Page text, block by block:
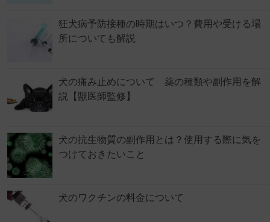
狂犬病予防接種の時期はいつ？費用や受ける場
所についても解説
犬の痛み止めについて 薬の種類や副作用を解
説【獣医師監修】
犬の抗生物質の副作用とは？使用する際に気を
つけておきたいこと
犬のワクチンの料金について